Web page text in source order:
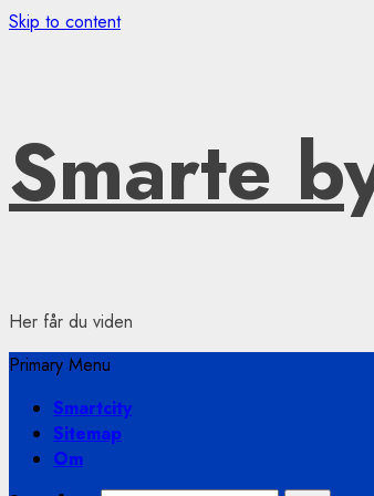
Skip to content
Smarte
Her får du viden
Primary Menu
Smartcity
Sitemap
Om